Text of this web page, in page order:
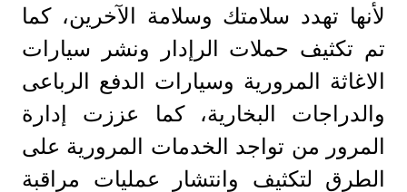
لأنها تهدد سلامتك وسلامة الآخرين، كما
تم تكثيف حملات الرإدار ونشر سيارات
الاغاثة المرورية وسيارات الدفع الرباعى
والدراجات البخارية، كما عززت إدارة
المرور من تواجد الخدمات المرورية على
الطرق لتكثيف وانتشار عمليات مراقبة